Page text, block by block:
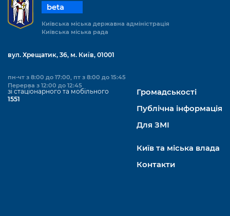
beta
Київська міська державна адміністрація
Київська міська рада
вул. Хрещатик, 36, м. Київ, 01001
пн-чт з 8:00 до 17:00, пт з 8:00 до 15:45
Перерва з 12:00 до 12:45
зі стаціонарного та мобільного
1551
Громадськості
Публічна інформація
Для ЗМІ
Київ та міська влада
Контакти